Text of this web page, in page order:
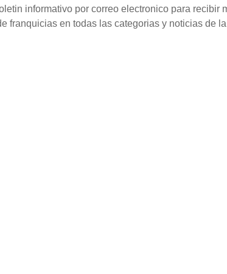
informativo por correo electronico para recibir
franquicias en todas las categorias y noticias de